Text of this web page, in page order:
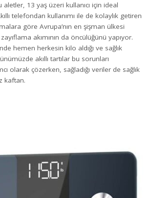
13 yaş üzeri kullanıcı için ideal
telefondan kullanımı ile de kolaylık getiren
göre Avrupa’nın en şişman ülkesi
akımının da öncülüğünü yapıyor.
hemen herkesin kilo aldığı ve sağlık
akıllı tartılar bu sorunları
olarak çözerken, sağladığı veriler de sağlık
kaftan.